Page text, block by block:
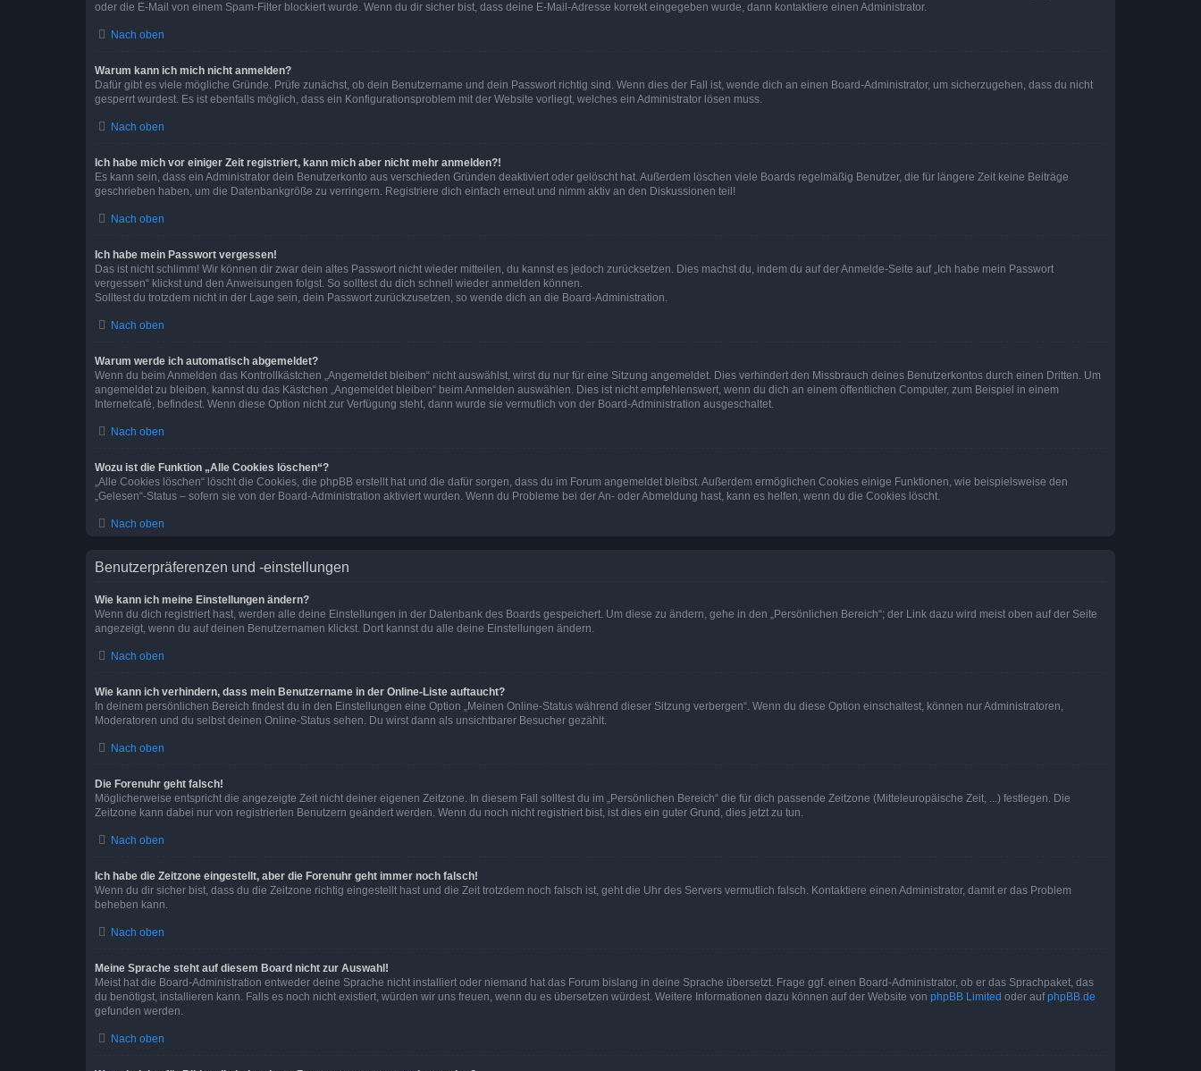
oder die E-Mail von einem Spam-Filter blockiert wurde. Wenn du dir sicher bist, dass deine E-Mail-Adresse korrekt eingegeben wurde, dann kontaktiere einen Administrator.
Nach oben
Warum kann ich mich nicht anmelden?
Dafür gibt es viele mögliche Gründe. Prüfe zunächst, ob dein Benutzername und dein Passwort richtig sind. Wenn dies der Fall ist, wende dich an einen Board-Administrator, um sicherzugehen, dass du nicht
gesperrt wurdest. Es ist ebenfalls möglich, dass ein Konfigurationsproblem mit der Website vorliegt, welches ein Administrator lösen muss.
Nach oben
Ich habe mich vor einiger Zeit registriert, kann mich aber nicht mehr anmelden?!
Es kann sein, dass ein Administrator dein Benutzerkonto aus verschieden Gründen deaktiviert oder gelöscht hat. Außerdem löschen viele Boards regelmäßig Benutzer, die für längere Zeit keine Beiträge
geschrieben haben, um die Datenbankgröße zu verringern. Registriere dich einfach erneut und nimm aktiv an den Diskussionen teil!
Nach oben
Ich habe mein Passwort vergessen!
Das ist nicht schlimm! Wir können dir zwar dein altes Passwort nicht wieder mitteilen, du kannst es jedoch zurücksetzen. Dies machst du, indem du auf der Anmelde-Seite auf „Ich habe mein Passwort
vergessen“ klickst und den Anweisungen folgst. So solltest du dich schnell wieder anmelden können.
Solltest du trotzdem nicht in der Lage sein, dein Passwort zurückzusetzen, so wende dich an die Board-Administration.
Nach oben
Warum werde ich automatisch abgemeldet?
Wenn du beim Anmelden das Kontrollkästchen „Angemeldet bleiben“ nicht auswählst, wirst du nur für eine Sitzung angemeldet. Dies verhindert den Missbrauch deines Benutzerkontos durch einen Dritten. Um
angemeldet zu bleiben, kannst du das Kästchen „Angemeldet bleiben“ beim Anmelden auswählen. Dies ist nicht empfehlenswert, wenn du dich an einem öffentlichen Computer, zum Beispiel in einem
Internetcafé, befindest. Wenn diese Option nicht zur Verfügung steht, dann wurde sie vermutlich von der Board-Administration ausgeschaltet.
Nach oben
Wozu ist die Funktion „Alle Cookies löschen“?
„Alle Cookies löschen“ löscht die Cookies, die phpBB erstellt hat und die dafür sorgen, dass du im Forum angemeldet bleibst. Außerdem ermöglichen Cookies einige Funktionen, wie beispielsweise den
„Gelesen“-Status – sofern sie von der Board-Administration aktiviert wurden. Wenn du Probleme bei der An- oder Abmeldung hast, kann es helfen, wenn du die Cookies löscht.
Nach oben
Benutzerpräferenzen und -einstellungen
Wie kann ich meine Einstellungen ändern?
Wenn du dich registriert hast, werden alle deine Einstellungen in der Datenbank des Boards gespeichert. Um diese zu ändern, gehe in den „Persönlichen Bereich“; der Link dazu wird meist oben auf der Seite
angezeigt, wenn du auf deinen Benutzernamen klickst. Dort kannst du alle deine Einstellungen ändern.
Nach oben
Wie kann ich verhindern, dass mein Benutzername in der Online-Liste auftaucht?
In deinem persönlichen Bereich findest du in den Einstellungen eine Option „Meinen Online-Status während dieser Sitzung verbergen“. Wenn du diese Option einschaltest, können nur Administratoren,
Moderatoren und du selbst deinen Online-Status sehen. Du wirst dann als unsichtbarer Besucher gezählt.
Nach oben
Die Forenuhr geht falsch!
Möglicherweise entspricht die angezeigte Zeit nicht deiner eigenen Zeitzone. In diesem Fall solltest du im „Persönlichen Bereich“ die für dich passende Zeitzone (Mitteleuropäische Zeit, ...) festlegen. Die
Zeitzone kann dabei nur von registrierten Benutzern geändert werden. Wenn du noch nicht registriert bist, ist dies ein guter Grund, dies jetzt zu tun.
Nach oben
Ich habe die Zeitzone eingestellt, aber die Forenuhr geht immer noch falsch!
Wenn du dir sicher bist, dass du die Zeitzone richtig eingestellt hast und die Zeit trotzdem noch falsch ist, geht die Uhr des Servers vermutlich falsch. Kontaktiere einen Administrator, damit er das Problem
beheben kann.
Nach oben
Meine Sprache steht auf diesem Board nicht zur Auswahl!
Meist hat die Board-Administration entweder deine Sprache nicht installiert oder niemand hat das Forum bislang in deine Sprache übersetzt. Frage ggf. einen Board-Administrator, ob er das Sprachpaket, das
du benötigst, installieren kann. Falls es noch nicht existiert, würden wir uns freuen, wenn du es übersetzen würdest. Weitere Informationen dazu können auf der Website von phpBB Limited oder aufphpBB.de
gefunden werden.
Nach oben